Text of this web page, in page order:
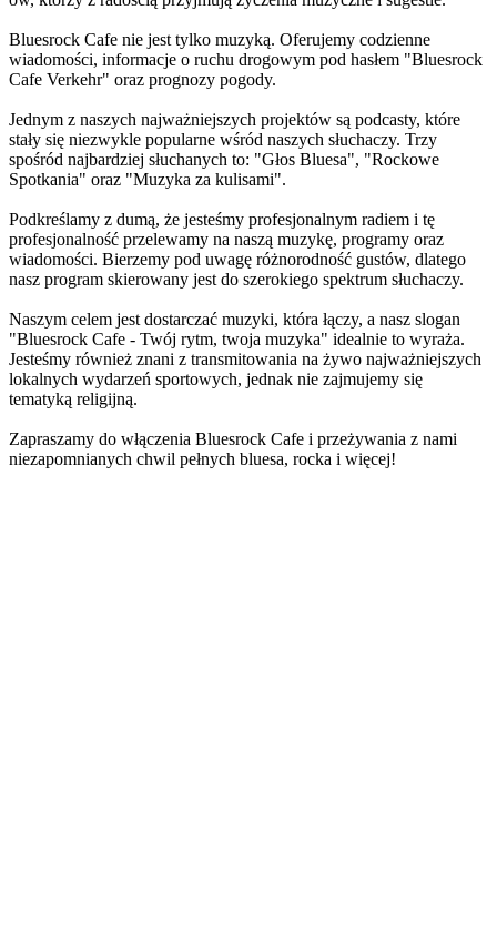
Bluesrock Cafe nie jest tylko muzyką. Oferujemy codzienne
wiadomości, informacje o ruchu drogowym pod hasłem "Bluesrock
Cafe Verkehr" oraz prognozy pogody.
Jednym z naszych najważniejszych projektów są podcasty, które
stały się niezwykle popularne wśród naszych słuchaczy. Trzy
spośród najbardziej słuchanych to: "Głos Bluesa", "Rockowe
Spotkania" oraz "Muzyka za kulisami".
Podkreślamy z dumą, że jesteśmy profesjonalnym radiem i tę
profesjonalność przelewamy na naszą muzykę, programy oraz
wiadomości. Bierzemy pod uwagę różnorodność gustów, dlatego
nasz program skierowany jest do szerokiego spektrum słuchaczy.
Naszym celem jest dostarczać muzyki, która łączy, a nasz slogan
"Bluesrock Cafe - Twój rytm, twoja muzyka" idealnie to wyraża.
Jesteśmy również znani z transmitowania na żywo najważniejszych
lokalnych wydarzeń sportowych, jednak nie zajmujemy się
tematyką religijną.
Zapraszamy do włączenia Bluesrock Cafe i przeżywania z nami
niezapomnianych chwil pełnych bluesa, rocka i więcej!